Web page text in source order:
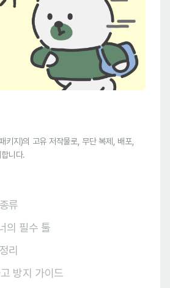
키지)의 고유 저작물로, 무단 복제, 배포,
니다.
류
의 필수 툴
리
방지 가이드